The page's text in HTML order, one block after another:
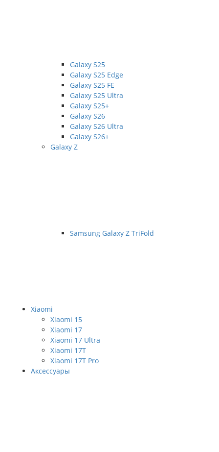
Galaxy S25
Galaxy S25 Edge
Galaxy S25 FE
Galaxy S25 Ultra
Galaxy S25+
Galaxy S26
Galaxy S26 Ultra
Galaxy S26+
Galaxy Z
Samsung Galaxy Z TriFold
Xiaomi
Xiaomi 15
Xiaomi 17
Xiaomi 17 Ultra
Xiaomi 17T
Xiaomi 17T Pro
Аксессуары